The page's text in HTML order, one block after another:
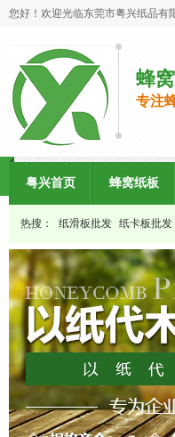
您好！欢迎光临东莞市粤兴纸品有
蜂
专注
粤兴首页 蜂窝纸板
热搜： 纸滑板批发 纸卡板批发